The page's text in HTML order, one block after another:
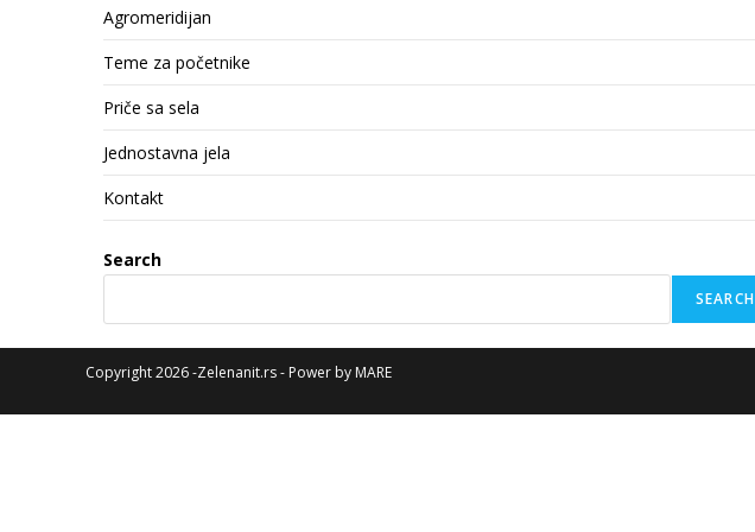
Agromeridijan
Teme za početnike
Priče sa sela
Jednostavna jela
Kontakt
Search
SEARCH
Copyright 2026 -Zelenanit.rs - Power by MARE